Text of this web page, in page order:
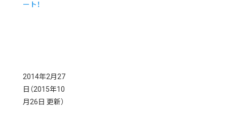
ート！
2014年2月27
日 （2015年10
月26日 更新）